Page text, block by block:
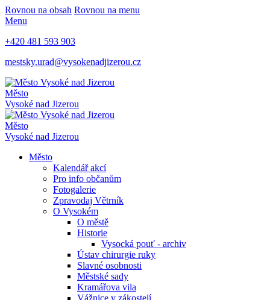
Rovnou na obsah Rovnou na menu
Menu
+420 481 593 903
mestsky.urad@vysokenadjizerou.cz
Město
Vysoké nad Jizerou
Město
Vysoké nad Jizerou
Město
Kalendář akcí
Pro info občanům
Fotogalerie
Zpravodaj Větrník
O Vysokém
O městě
Historie
Vysocká pouť - archiv
Ústav chirurgie ruky
Slavné osobnosti
Městské sady
Kramářova vila
Vážnice v zákostelí